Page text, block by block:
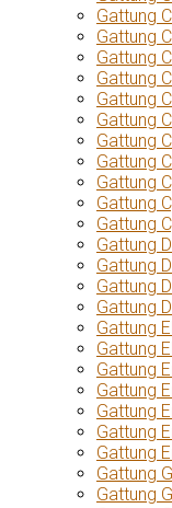
Gattung
Gattung
Gattung
Gattung
Gattung
Gattung
Gattung
Gattung
Gattung
Gattung
Gattung
Gattung
Gattung
Gattung
Gattung
Gattung
Gattung
Gattung
Gattung
Gattung
Gattung
Gattung
Gattung
Gattung